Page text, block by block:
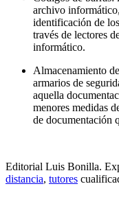
archivo
identificación de
través de lectores
informático.
Almacenamiento
armarios de
aquella
menores medidas
de documentación
Editorial Luis Bonilla.
distancia, tutores